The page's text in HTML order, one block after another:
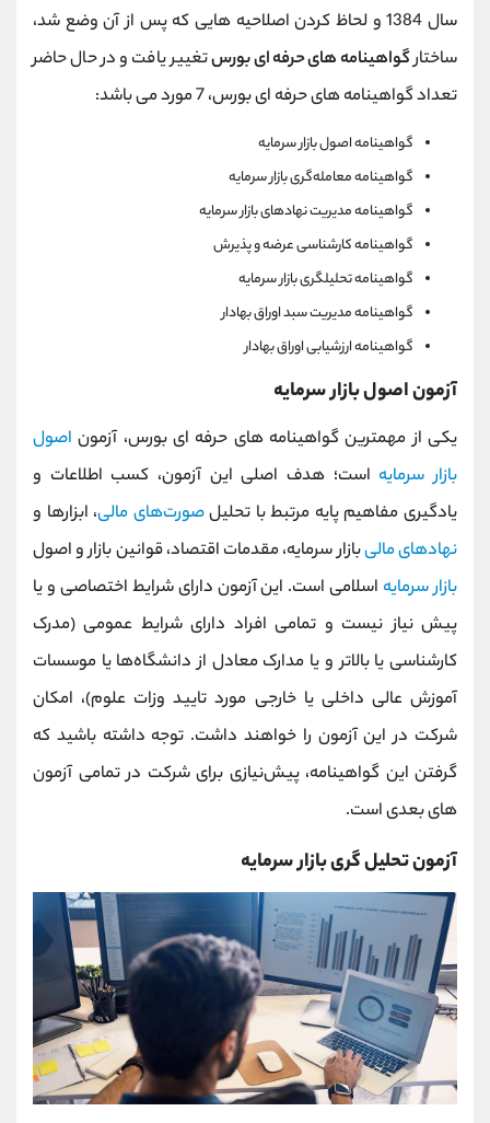
سال 1384 و لحاظ کردن اصلاحیه هایی که پس از آن وضع شد،
ساختارگواهینامه های حرفه ای بورستغییر یافت و در حال حاضر
تعداد گواهینامه های حرفه ای بورس، 7 مورد می باشد:
گواهینامه‌ اصول بازار سرمایه
گواهینامه‌ معامله‌گری بازار سرمایه
گواهینامه‌ مدیریت نهادهای بازار سرمایه
گواهینامه‌ کارشناسی عرضه و پذیرش
گواهینامه‌ تحلیلگری بازار سرمایه
گواهینامه‌ مدیریت سبد اوراق بهادار
گواهینامه‌ ارزشیابی اوراق بهادار
آزمون اصول بازار سرمایه
یکی از مهمترین گواهینامه های حرفه ای بورس، آزمون اصول
بازار سرمایه است؛ هدف اصلی این آزمون، کسب اطلاعات و
یادگیری مفاهیم پایه مرتبط با تحلیلصورت‌های مالی، ابزارها و
نهادهای مالیبازار سرمایه، مقدمات اقتصاد، قوانین بازار و اصول
بازار سرمایه اسلامی است. این آزمون دارای شرایط اختصاصی و یا
پیش نیاز نیست و تمامی افراد دارای شرایط عمومی (مدرک
کارشناسی یا بالاتر و یا مدارک معادل از دانشگاه‌ها یا موسسات
آموزش عالی داخلی یا خارجی مورد تایید وزات علوم)، امکان
شرکت در این آزمون را خواهند داشت. توجه داشته باشید که
گرفتن این گواهینامه، پیش‌نیازی برای شرکت در تمامی آزمون
های بعدی است.
آزمون تحلیل گری بازار سرمایه